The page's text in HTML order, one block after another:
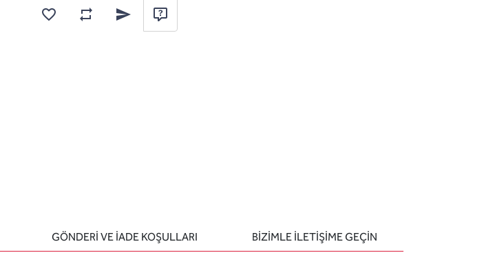
Favorilere ekle
Karşılaştırma listesine ekle
Arkadaşına e-posta ile gönder
Soru sor
GÖNDERİ VE İADE KOŞULLARI BIZIMLE ILETIŞIME GEÇIN